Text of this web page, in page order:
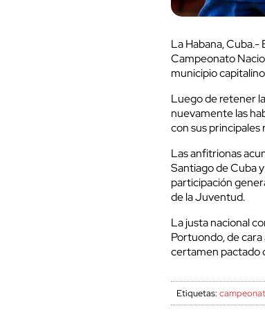
La Habana, Cuba.-
Campeonato
municipio
Luego de retener
nuevamente las
con sus principales
Las anfitrionas
Santiago de Cuba
participación
de la Juventud.
La justa nacional
Portuondo, de
certamen pactado
Etiquetas: